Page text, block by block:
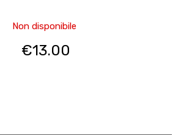
Non disponibile
€13.00